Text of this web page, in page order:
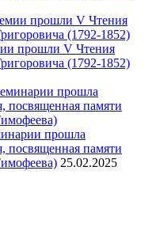
прошли V Чтения
(1792-1852)
прошла
посвященная памяти
25.02.2025